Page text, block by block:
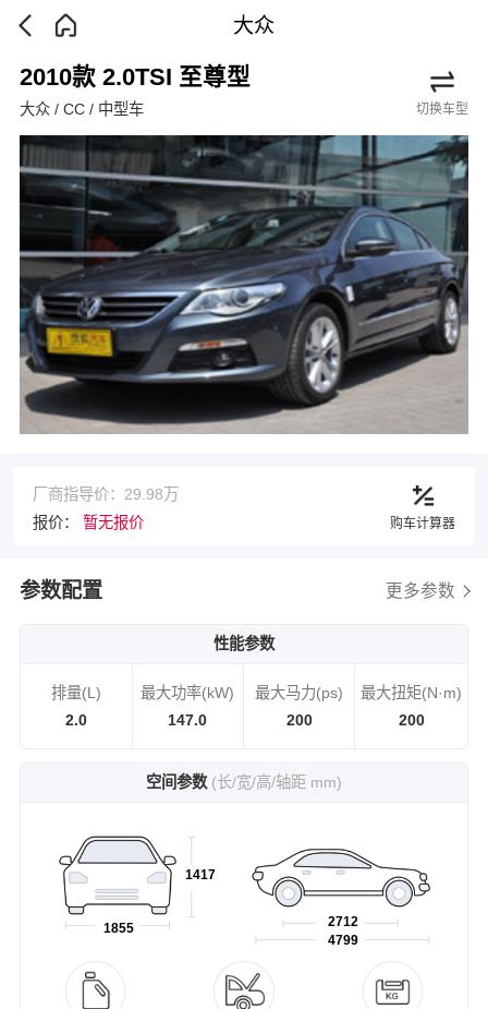
大众
2010款 2.0TSI 至尊型
大众 / CC / 中型车 切换车型
厂商指导价：29.98万
报价： 暂无报价 购车计算器
参数配置 更多参数
性能参数
排量(L)
2.0
最大功率(kW)
147.0
最大马力(ps)
200
最大扭矩(N·m)
200
空间参数 (长/宽/高/轴距 mm)
1855
1417
4799
2712